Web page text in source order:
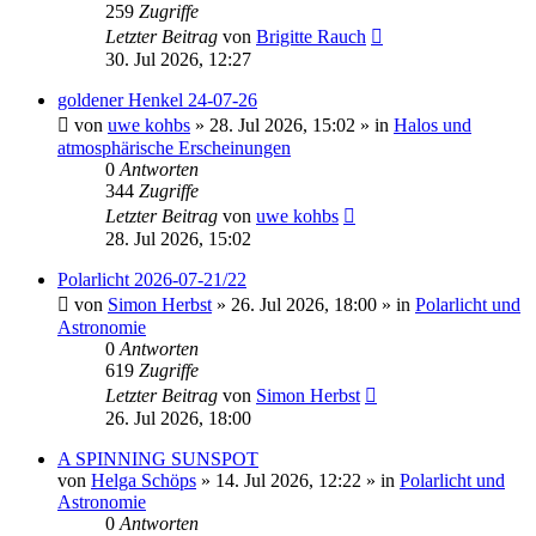
259 Zugriffe
Letzter Beitrag von Brigitte Rauch
30. Jul 2026, 12:27
goldener Henkel 24-07-26
von uwe kohbs » 28. Jul 2026, 15:02 » in Halos und
atmosphärische Erscheinungen
0 Antworten
344 Zugriffe
Letzter Beitrag von uwe kohbs
28. Jul 2026, 15:02
Polarlicht 2026-07-21/22
von Simon Herbst » 26. Jul 2026, 18:00 » in Polarlicht und
Astronomie
0 Antworten
619 Zugriffe
Letzter Beitrag von Simon Herbst
26. Jul 2026, 18:00
A SPINNING SUNSPOT
von Helga Schöps » 14. Jul 2026, 12:22 » in Polarlicht und
Astronomie
0 Antworten